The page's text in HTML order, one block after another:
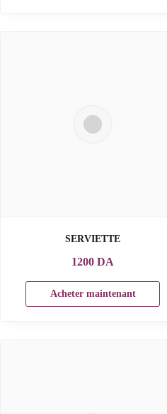
SERVIETTE
1200 DA
Acheter maintenant